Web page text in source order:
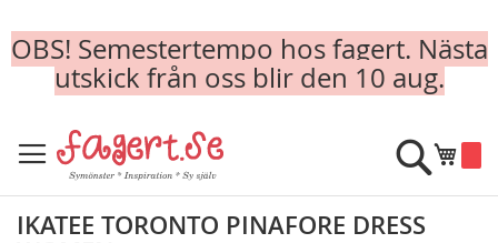
OBS! Semestertempo hos fagert. Nästa
utskick från oss blir den 10 aug.
to
Content
Min
Sök
IKATEE TORONTO PINAFORE DRESS